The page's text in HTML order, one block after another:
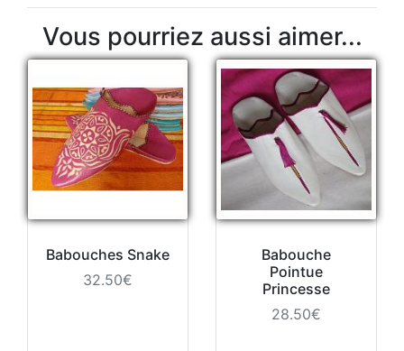
Vous pourriez aussi aimer...
Babouches Snake
32.50€
Babouche
Pointue
Princesse
28.50€